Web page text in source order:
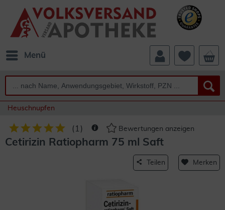
Menü
Heuschnupfen
( 1 ) Bewertungen anzeigen
Cetirizin Ratiopharm 75 ml Saft
Teilen Merken